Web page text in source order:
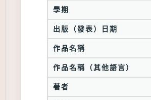
學期
出版（發表）日期
作品名稱
作品名稱（其他語言）
著者